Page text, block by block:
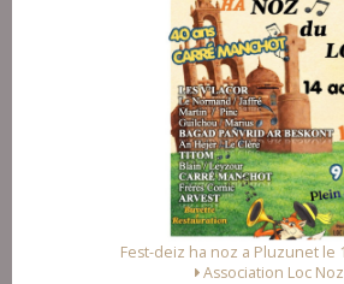
Fest-deiz ha noz a Pluzunet le
Association Loc Noz